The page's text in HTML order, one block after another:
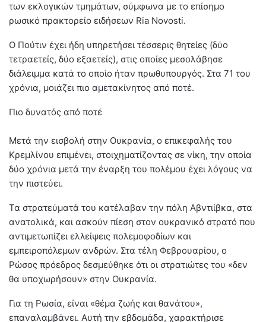
των εκλογικών τμημάτων, σύμφωνα με το επίσημο
ρωσικό πρακτορείο ειδήσεων Ria Novosti.
Ο Πούτιν έχει ήδη υπηρετήσει τέσσερις θητείες (δύο
τετραετείς, δύο εξαετείς), στις οποίες μεσολάβησε
διάλειμμα κατά το οποίο ήταν πρωθυπουργός. Στα 71 του
χρόνια, μοιάζει πιο αμετακίνητος από ποτέ.
Πιο δυνατός από ποτέ
Μετά την εισβολή στην Ουκρανία, ο επικεφαλής του
Κρεμλίνου επιμένει, στοιχηματίζοντας σε νίκη, την οποία
δύο χρόνια μετά την έναρξη του πολέμου έχει λόγους να
την πιστεύει.
Τα στρατεύματά του κατέλαβαν την πόλη Αβντιίβκα, στα
ανατολικά, και ασκούν πίεση στον ουκρανικό στρατό που
αντιμετωπίζει ελλείψεις πολεμοφοδίων και
εμπειροπόλεμων ανδρών. Στα τέλη Φεβρουαρίου, ο
Ρώσος πρόεδρος δεσμεύθηκε ότι οι στρατιώτες του «δεν
θα υποχωρήσουν» στην Ουκρανία.
Για τη Ρωσία, είναι «θέμα ζωής και θανάτου»,
επαναλαμβάνει. Αυτή την εβδομάδα, χαρακτήρισε